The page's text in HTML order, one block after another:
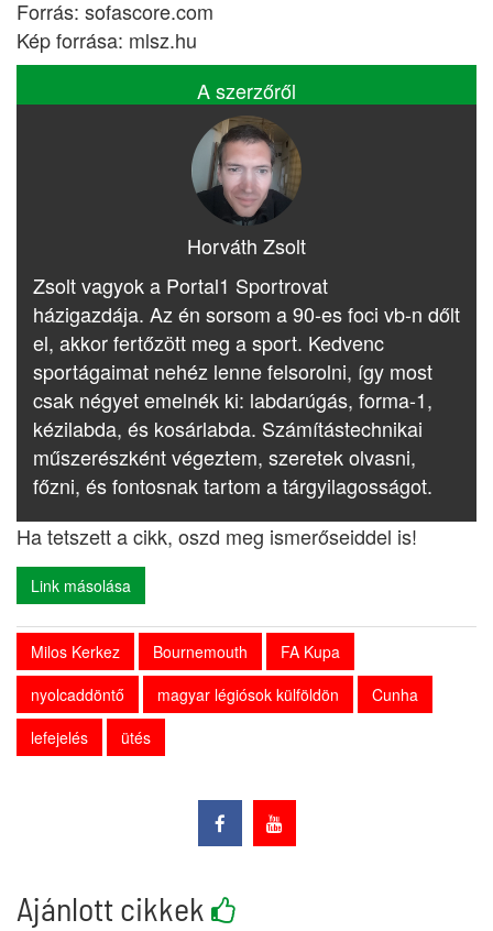
Forrás: sofascore.com
Kép forrása: mlsz.hu
A szerzőről
Horváth Zsolt
Zsolt vagyok a Portal1 Sportrovat
házigazdája. Az én sorsom a 90-es foci vb-n dőlt
el, akkor fertőzött meg a sport. Kedvenc
sportágaimat nehéz lenne felsorolni, így most
csak négyet emelnék ki: labdarúgás, forma-1,
kézilabda, és kosárlabda. Számítástechnikai
műszerészként végeztem, szeretek olvasni,
főzni, és fontosnak tartom a tárgyilagosságot.
Ha tetszett a cikk, oszd meg ismerőseiddel is!
Link másolása
Milos Kerkez Bournemouth
FA Kupa
nyolcaddöntő
magyar légiósok külföldön
Cunha
lefejelés
ütés
Ajánlott cikkek